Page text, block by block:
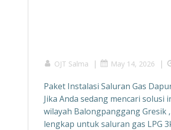
OJT Salma | May 14, 2026 |
Paket Instalasi Saluran Gas
Jika Anda sedang mencari
wilayah Balongpanggang Gresik
lengkap untuk saluran gas LPG